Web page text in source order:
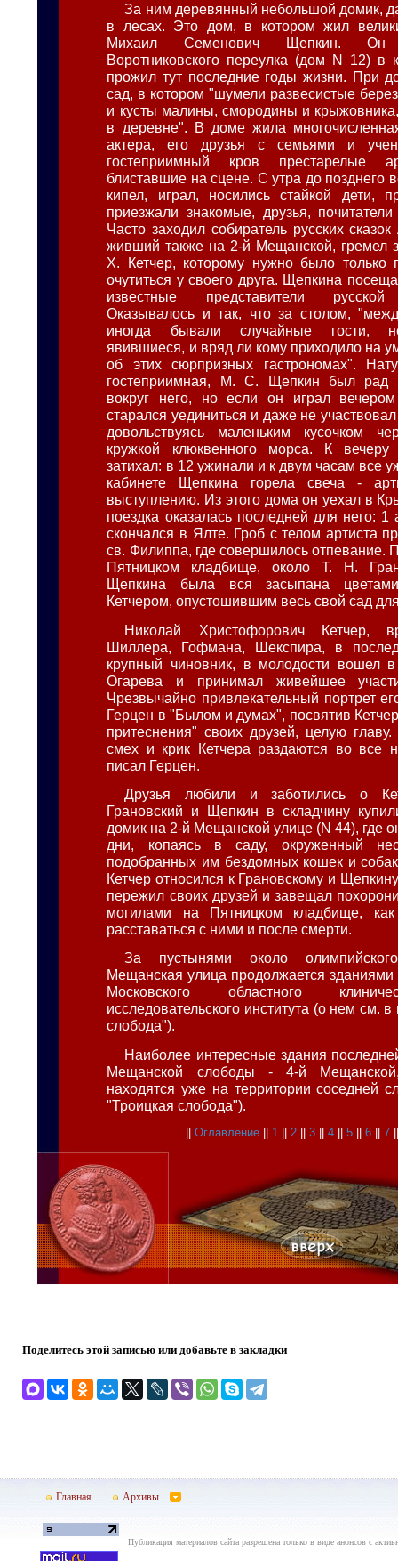
За ним деревянный небольшой домик,
в лесах. Это дом, в котором жил
Михаил Семенович Щепкин. Он
Воротниковского переулка (дом N 12) в
прожил тут последние годы жизни. При
сад, в котором "шумели развесистые
и кусты малины, смородины и крыжовника,
в деревне". В доме жила
актера, его друзья с семьями и
гостеприимный кров престарелые
блиставшие на сцене. С утра до позднего
кипел, играл, носились стайкой дети,
приезжали знакомые, друзья, почитатели
Часто заходил собиратель русских
живший также на 2-й Мещанской, гремел
X. Кетчер, которому нужно было только
очутиться у своего друга. Щепкина
известные представители русской
Оказывалось и так, что за столом,
иногда бывали случайные гости,
явившиеся, и вряд ли кому приходило на
об этих сюрпризных гастрономах".
гостеприимная, М. С. Щепкин был рад
вокруг него, но если он играл
старался уединиться и даже не
довольствуясь маленьким кусочком
кружкой клюквенного морса. К
затихал: в 12 ужинали и к двум часам все
кабинете Щепкина горела свеча -
выступлению. Из этого дома он уехал в
поездка оказалась последней для него: 1
скончался в Ялте. Гроб с телом артиста
св. Филиппа, где совершилось отпевание.
Пятницком кладбище, около Т. Н.
Щепкина была вся засыпана
Кетчером, опустошившим весь свой сад
Николай Христофорович Кетчер,
Шиллера, Гофмана, Шекспира, в
крупный чиновник, в молодости вошел
Огарева и принимал живейшее
Чрезвычайно привлекательный портрет
Герцен в "Былом и думах", посвятив
притеснения" своих друзей, целую
смех и крик Кетчера раздаются во все
писал Герцен.
Друзья любили и заботились о
Грановский и Щепкин в складчину
домик на 2-й Мещанской улице (N 44), где
дни, копаясь в саду, окруженный
подобранных им бездомных кошек и
Кетчер относился к Грановскому и
пережил своих друзей и завещал
могилами на Пятницком кладбище,
расставаться с ними и после смерти.
За пустынями около
Мещанская улица продолжается
Московского областного
исследовательского института (о нем см.
слобода").
Наиболее интересные здания
Мещанской слободы - 4-й
находятся уже на территории соседней
"Троицкая слобода").
||Оглавление 1 2 ||3 ||4 ||5 ||6 ||7
Поделитесь этой записью или добавьте в закладки
Главная Архивы
Публикация материалов сайта разрешена только в виде анонсов с